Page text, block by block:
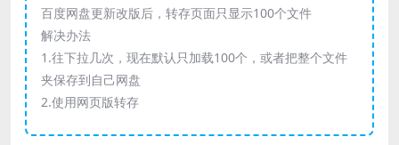
百度网盘更新改版后，转存页面只显示100个文件
解决办法
1.往下拉几次，现在默认只加载100个，或者把整个文件
夹保存到自己网盘
2.使用网页版转存